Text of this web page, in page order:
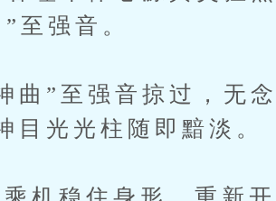
至强音。
”至强音掠过，无念
目光光柱随即黯淡。